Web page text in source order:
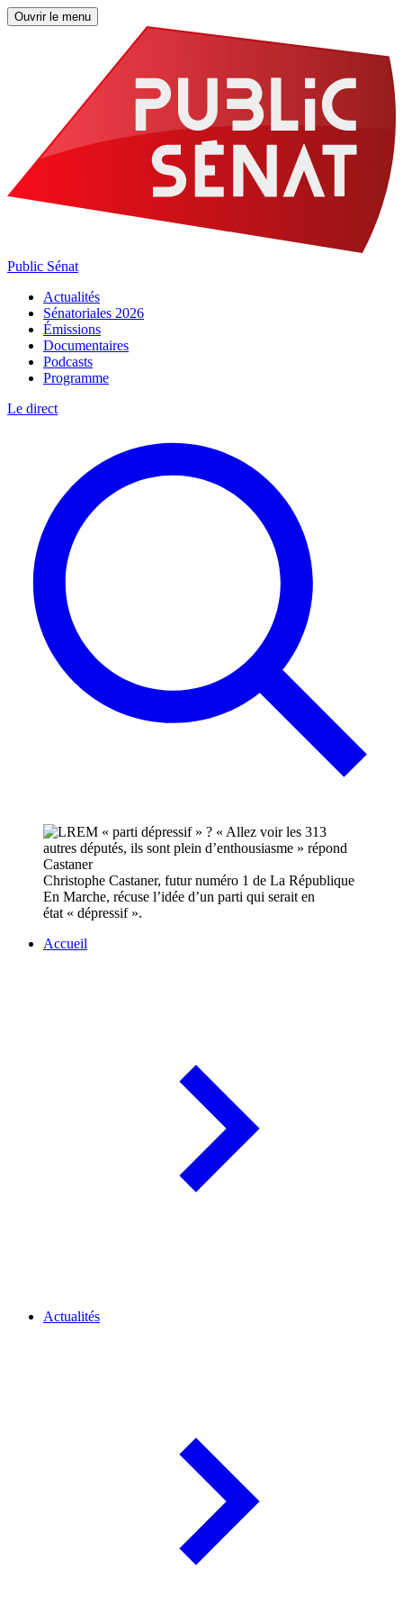
Ouvrir le menu
Public Sénat
Actualités
Sénatoriales 2026
Émissions
Documentaires
Podcasts
Programme
Le direct
Christophe Castaner, futur numéro 1 de La République
En Marche, récuse l’idée d’un parti qui serait en
état « dépressif ».
Accueil
Actualités